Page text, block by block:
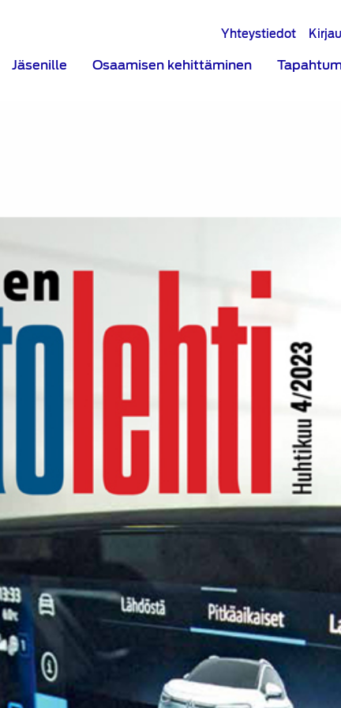
Yhteystiedot
Jäsenille Osaamisen kehittäminen